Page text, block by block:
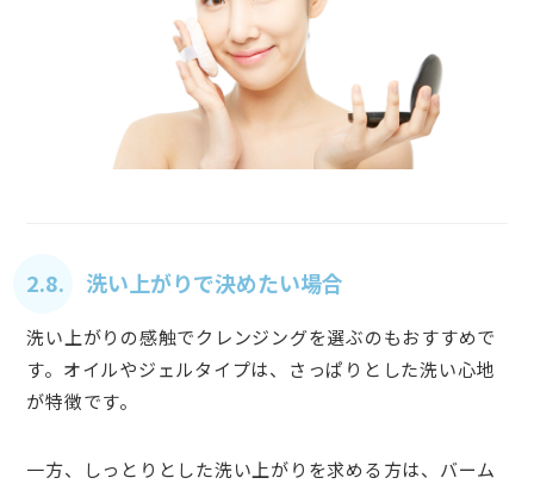
2.8. 洗い上がりで決めたい場合
洗い上がりの感触でクレンジングを選ぶのもおすすめで
す。オイルやジェルタイプは、さっぱりとした洗い心地
が特徴です。
一方、しっとりとした洗い上がりを求める方は、バーム